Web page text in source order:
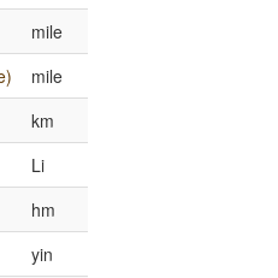
mile
mile
km
Li
hm
yin